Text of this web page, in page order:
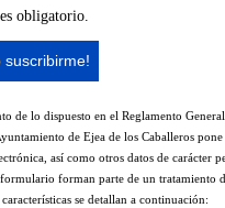
obligatorio.
de lo dispuesto en el Reglamento
de Ejea de los Caballeros
así como otros datos de carácter
forman parte de un tratamiento
se detallan a continuación: